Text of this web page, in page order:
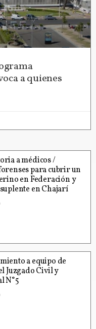
a quienes
a médicos /
para cubrir un
en Federación y
en Chajarí
a equipo de
Juzgado Civil y
N°5